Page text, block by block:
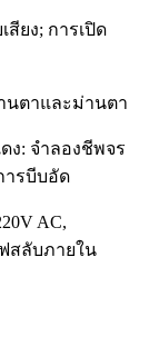
สียง; การเปิด
นตาและม่านตา
ง: จำลองชีพจร
ารบีบอัด
AC,
สลับภายใน